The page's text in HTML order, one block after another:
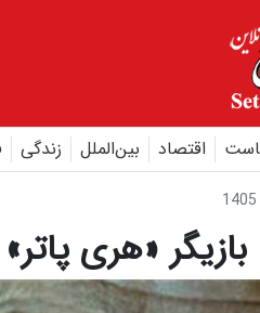
اقتصاد بین‌الملل زندگی
«هری پاتر»